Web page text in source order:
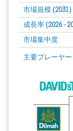
市場規模 (2031)
成長率 (2026 -
市場集中度
主要プレーヤー
画像 © Mordor